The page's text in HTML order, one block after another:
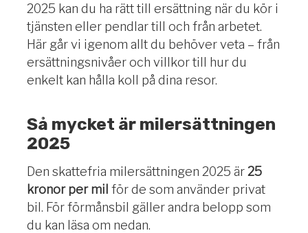
2025 kan du ha rätt till ersättning när du kör i
tjänsten eller pendlar till och från arbetet.
Här går vi igenom allt du behöver veta – från
ersättningsnivåer och villkor till hur du
enkelt kan hålla koll på dina resor.
Så mycket är milersättningen
2025
Den skattefria milersättningen 2025 är25
kronor per mil för de som använder privat
bil. För förmånsbil gäller andra belopp som
du kan läsa om nedan.